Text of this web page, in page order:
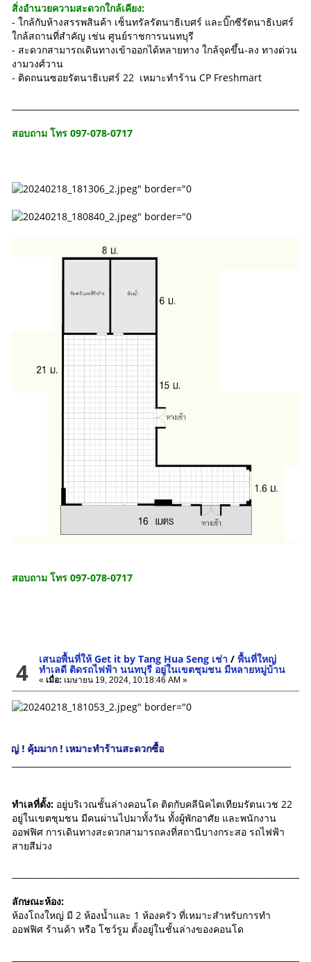
สิ่งอำนวยความสะดวกใกล้เคียง:
- ใกล้กับห้างสรรพสินค้า เซ็นทรัลรัตนาธิเบศร์ และบิ๊กซีรัตนาธิเบศร์
ใกล้สถานที่สำคัญ เช่น ศูนย์ราชการนนทบุรี
- สะดวกสามารถเดินทางเข้าออกได้หลายทาง ใกล้จุดขึ้น-ลง ทางด่วน
งามวงศ์วาน
- ติดถนนซอยรัตนาธิเบศร์ 22 เหมาะทำร้าน CP Freshmart
สอบถาม โทร 097-078-0717
สอบถาม โทร 097-078-0717
4 เสนอพื้นที่ให้ Get it by Tang Hua Seng เช่า /พื้นที่ใหญ่
ทำเลดี ติดรถไฟฟ้า นนทบุรี อยู่ในเขตชุมชน มีหลายหมู่บ้าน
« เมื่อ: เมษายน 19, 2024, 10:18:46 AM »
! เหมาะทำร้านสะดวกซื้อ
ทำเลที่ตั้ง:อยู่บริเวณชั้นล่างคอนโด ติดกับคลีนิคไตเทียมรัตนเวช 22
อยู่ในเขตชุมชน มีคนผ่านไปมาทั้งวัน ทั้งผู้พักอาศัย และพนักงาน
ออฟฟิศ การเดินทางสะดวกสามารถลงที่สถานีบางกระสอ รถไฟฟ้า
สายสีม่วง
ลักษณะห้อง:
ห้องโถงใหญ่ มี 2 ห้องน้ำและ 1 ห้องครัว ที่เหมาะสำหรับการทำ
ออฟฟิศ ร้านค้า หรือ โชว์รูม ตั้งอยู่ในชั้นล่างของคอนโด